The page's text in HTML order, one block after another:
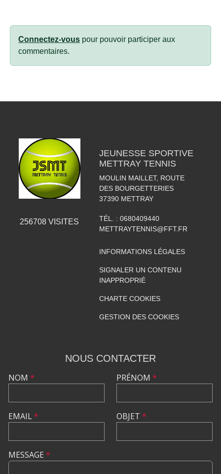
Connectez-vous pour pouvoir participer aux
commentaires.
256708 VISITES
JEUNESSE SPORTIVE
METTRAY TENNIS
MOULIN MAILLET, ROUTE
DES BOURGETTERIES
37390 METTRAY
TÉL. : 0680409440
METTRAYTENNIS@FFT.FR
INFORMATIONS LÉGALES
SIGNALER UN CONTENU
INAPPROPRIÉ
CHARTE COOKIES
GESTION DES COOKIES
NOUS CONTACTER
NOM *
EMAIL*
PRÉNOM *
OBJET *
MESSAGE *